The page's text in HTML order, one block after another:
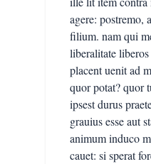
agere: postremo,
filium. nam qui
liberalitate
placent uenit ad
quor potat? quor
ipsest durus
grauius esse aut
animum induco
cauet: si sperat